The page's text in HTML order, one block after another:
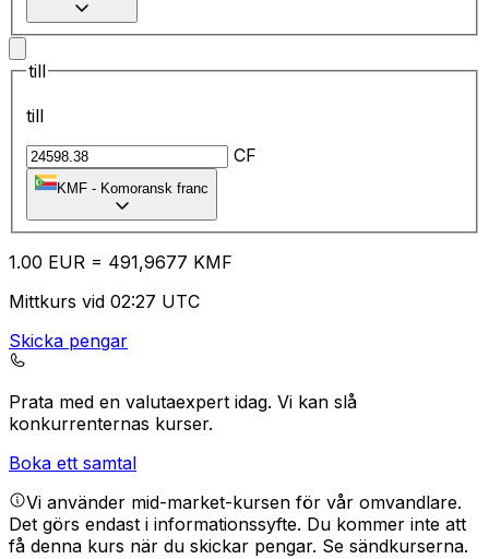
till
till
CF
KMF - Komoransk franc
1.00 EUR = 491,9677 KMF
Mittkurs vid 02:27 UTC
Skicka pengar
Prata med en valutaexpert idag. Vi kan slå
konkurrenternas kurser.
Boka ett samtal
Vi använder mid-market-kursen för vår omvandlare.
Det görs endast i informationssyfte. Du kommer inte att
få denna kurs när du skickar pengar. Se sändkurserna.